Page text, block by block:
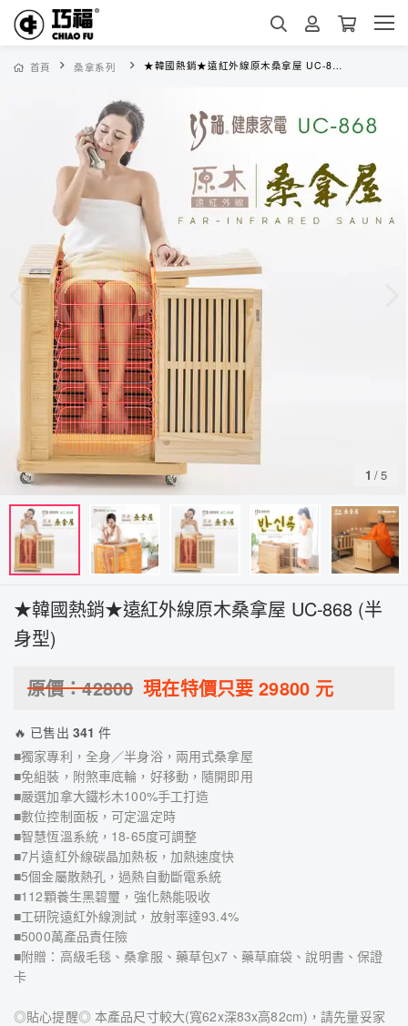
首頁 桑拿系列 ★韓國熱銷★遠紅外線原木桑拿屋 UC-868 (半身型)
1 /5
★韓國熱銷★遠紅外線原木桑拿屋 UC-868 (半
身型)
原價：42800 現在特價只要29800元
🔥 已售出 341 件
■獨家專利，全身／半身浴，兩用式桑拿屋
■免組裝，附煞車底輪，好移動，隨開即用
■嚴選加拿大鐵杉木100%手工打造
■數位控制面板，可定溫定時
■智慧恆溫系統，18-65度可調整
■7片遠紅外線碳晶加熱板，加熱速度快
■5個金屬散熱孔，過熱自動斷電系統
■112顆養生黑碧璽，強化熱能吸收
■工研院遠紅外線測試，放射率達93.4%
■5000萬產品責任險
■附贈：高級毛毯、桑拿服、藥草包x7、藥草麻袋、說明書、保證
卡
◎貼心提醒◎ 本產品尺寸較大(寬62x深83x高82cm)，請先量妥家